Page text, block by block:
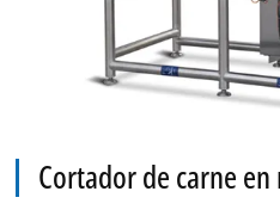
Cortador de carne en